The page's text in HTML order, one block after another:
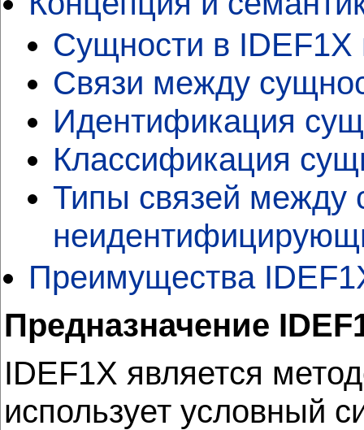
Сущности в IDEF1X
Связи между
Идентификация
Классификация
Типы связей
Преимущества
Предназначение
IDEF1X является
использует условный